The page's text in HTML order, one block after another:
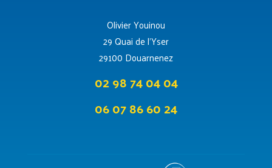
Olivier Youinou
29 Quai de l’Yser
29100 Douarnenez
02 98 74 04 04
06 07 86 60 24